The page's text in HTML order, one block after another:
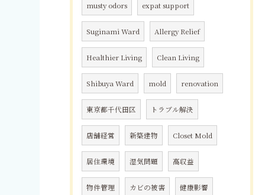
musty odors expat support
Suginami Ward Allergy Relief
Healthier Living Clean Living
Shibuya Ward mold renovation
東京都千代田区 トラブル解決
店舗経営 新築建物 Closet Mold
居住環境 湿気問題 高収益
物件管理 カビの被害 健康影響